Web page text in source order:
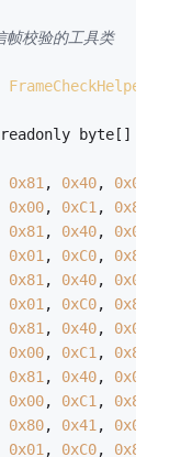
校验的工具类
FrameCheckHelper
readonly byte[]
0x81, 0x40, 0x01
0x00, 0xC1, 0x81
0x81, 0x40, 0x00
0x01, 0xC0, 0x80
0x81, 0x40, 0x01
0x01, 0xC0, 0x80
0x81, 0x40, 0x01
0x00, 0xC1, 0x81
0x81, 0x40, 0x01
0x00, 0xC1, 0x81
0x80, 0x41, 0x01
0x01, 0xC0, 0x80